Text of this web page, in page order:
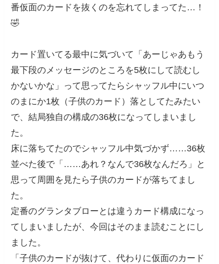
番仮面のカードを抜くのを忘れてしまってた…！
🤣
カード置いてる最中に気づいて「あーじゃあもう
最下段のメッセージのところを5枚にして読むし
かないかな」って思ってたらシャッフル中にいつ
のまにか1枚（子供のカード）落としてたみたい
で、結局独自の構成の36枚になってしまいまし
た。
床に落ちてたのでシャッフル中気づかず……36枚
並べた後で「……あれ？なんで36枚なんだろ」と
思って周囲を見たら子供のカードが落ちてまし
た。
定番のグランタブローとは違うカード構成になっ
てしまいましたが、今回はそのまま読むことにし
ました。
「子供のカードが抜けて、代わりに仮面のカード